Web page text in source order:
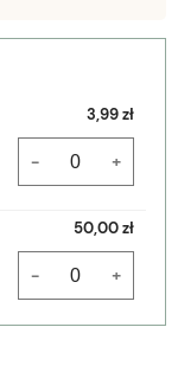
3,99 zł
- +
50,00 zł
- +